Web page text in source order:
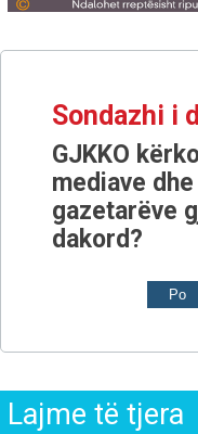
Sondazhi i
GJKKO
mediave
gazetarëve
dakord?
Po
Lajme të tjera